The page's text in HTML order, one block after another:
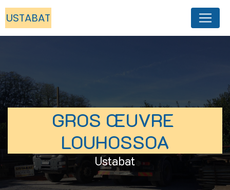
USTABAT
GROS ŒUVRE
LOUHOSSOA
Ustabat
Panneau de gestion des cookies